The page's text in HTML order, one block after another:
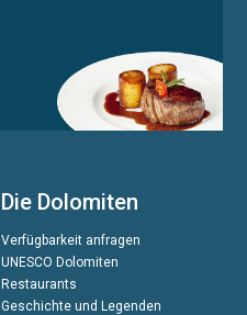
Die Dolomiten
Verfügbarkeit anfragen
UNESCO Dolomiten
Restaurants
Geschichte und Legenden